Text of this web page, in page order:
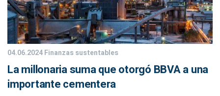
04.06.2024Finanzas sustentables
La millonaria suma que otorgó BBVA a una
importante cementera